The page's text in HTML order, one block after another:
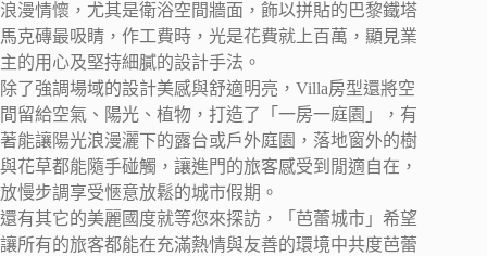
浪漫情懷，尤其是衛浴空間牆面，飾以拼貼的巴黎鐵塔
馬克磚最吸睛，作工費時，光是花費就上百萬，顯見業
主的用心及堅持細膩的設計手法。
除了強調場域的設計美感與舒適明亮，Villa房型還將空
間留給空氣、陽光、植物，打造了「一房一庭園」，有
著能讓陽光浪漫灑下的露台或戶外庭園，落地窗外的樹
與花草都能隨手碰觸，讓進門的旅客感受到閒適自在，
放慢步調享受愜意放鬆的城市假期。
還有其它的美麗國度就等您來探訪，「芭蕾城市」希望
讓所有的旅客都能在充滿熱情與友善的環境中共度芭蕾